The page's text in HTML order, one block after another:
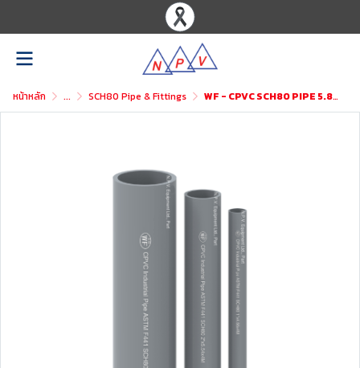
หน้าหลัก ... SCH80 Pipe & Fittings WF - CPVC SCH80 PIPE 5.80M